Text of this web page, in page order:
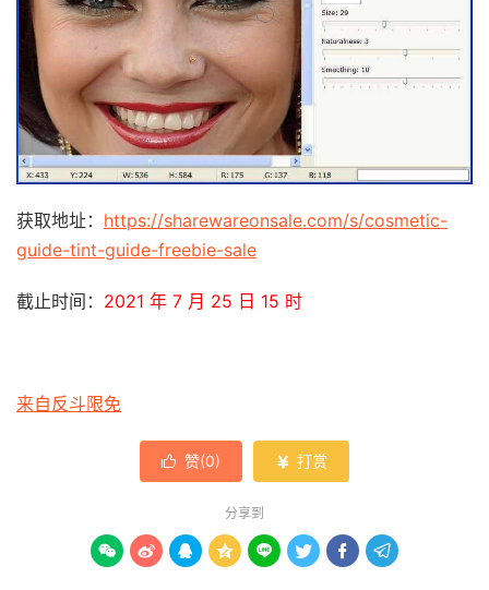
获取地址： https://sharewareonsale.com/s/cosmetic-
guide-tint-guide-freebie-sale
截止时间： 2021 年 7 月 25 日 15 时
来自反斗限免
 赞(0)  打赏
分享到
       